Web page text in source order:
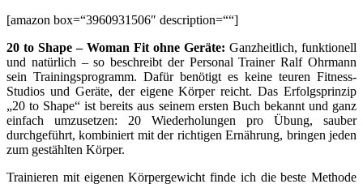
[amazon box=“3960931506″ description=““]
20 to Shape – Woman Fit ohne Geräte: Ganzheitlich, funktionell
und natürlich – so beschreibt der Personal Trainer Ralf Ohrmann
sein Trainingsprogramm. Dafür benötigt es keine teuren Fitness-
Studios und Geräte, der eigene Körper reicht. Das Erfolgsprinzip
„20 to Shape“ ist bereits aus seinem ersten Buch bekannt und ganz
einfach umzusetzen: 20 Wiederholungen pro Übung, sauber
durchgeführt, kombiniert mit der richtigen Ernährung, bringen jeden
zum gestählten Körper.
Trainieren mit eigenen Körpergewicht finde ich die beste Methode